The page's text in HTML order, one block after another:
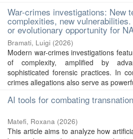
War-crimes investigations: New
complexities, new
or evolutionary opportunity for
Bramati, Luigi (2026)
Modern war-crimes investigations
of complexity, amplified by
sophisticated forensic practices. In
crimes allegations also serve as
AI tools for combating
Matefi, Roxana (2026)
This article aims to analyze how